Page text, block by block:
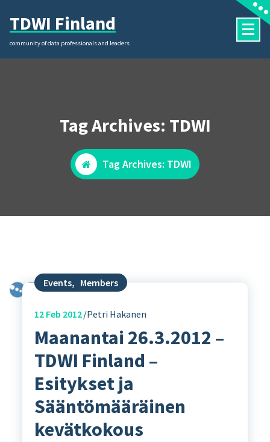
content
TDWI Finland
community of data professionals and leaders
Tag Archives: TDWI
Tag Archives: TDWI
Events, Members
12Feb 2012 Petri Hakanen
Maanantai 26.3.2012 –
TDWI Finland –
Esitykset ja
Sääntömääräinen
kevätkokous